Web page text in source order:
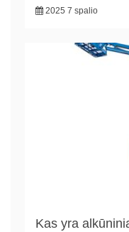
2025 7 spalio
Kas yra